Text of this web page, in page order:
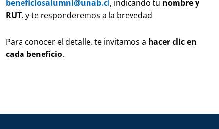
beneficiosalumni@unab.cl, indicando tu nombre y
RUT, y te responderemos a la brevedad.
Para conocer el detalle, te invitamos a hacer clic en
cada beneficio.